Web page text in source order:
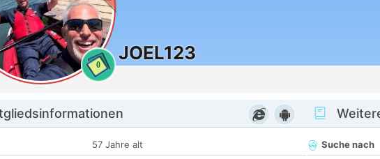
0
JOEL123
57 Jahre alt
Suche nach